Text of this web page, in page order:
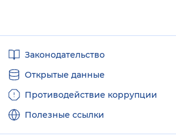
ссылкиЗаконодательство
Открытые данные
Противодействие коррупции
Полезные ссылки